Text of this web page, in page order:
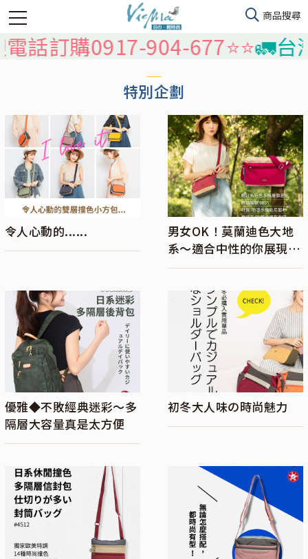
話訂購0917-904-677⭐️⭐️🚛台
特別企劃
令人心動的......
男女OK！莫蘭迪色大地
系～適合中性的你展現獨
特的魅力
優雅◆不敗經典迷彩～多
隔層大容量真是太方便
初冬大人味の時尚魅力